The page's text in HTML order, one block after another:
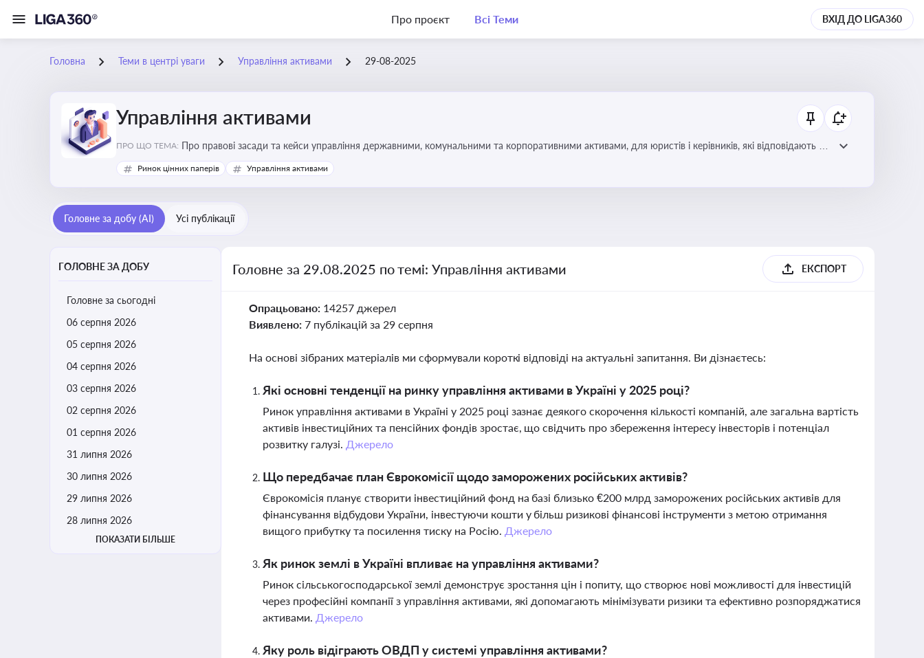
Про проєкт Всі Теми ВХІД ДО LIGA360
Головна Теми в центрі уваги Управління активами 29-08-2025
Управління активами
ПРО ЩО ТЕМА: Про правові засади та кейси управління державними, комунальними та корпоративними активами, для юристів і керівників, які відповідають за
збереження та ефективне використання майна підприємств і держави
Ринок цінних паперів Управління активами
Головне за добу (AI) Усі публікації
ГОЛОВНЕ ЗА ДОБУ
Головне за сьогодні
06 серпня 2026
05 серпня 2026
04 серпня 2026
03 серпня 2026
02 серпня 2026
01 серпня 2026
31 липня 2026
30 липня 2026
29 липня 2026
28 липня 2026
ПОКАЗАТИ БІЛЬШЕ
Головне за 29.08.2025 по темі: Управління активами ЕКСПОРТ
Опрацьовано: 14257 джерел
Виявлено: 7 публікацій за 29 серпня
На основі зібраних матеріалів ми сформували короткі відповіді на актуальні запитання. Ви дізнаєтесь:
Які основні тенденції на ринку управління активами в Україні у 2025 році?
Ринок управління активами в Україні у 2025 році зазнає деякого скорочення кількості компаній, але загальна вартість
активів інвестиційних та пенсійних фондів зростає, що свідчить про збереження інтересу інвесторів і потенціал
розвитку галузі. Джерело
Що передбачає план Єврокомісії щодо заморожених російських активів?
Єврокомісія планує створити інвестиційний фонд на базі близько €200 млрд заморожених російських активів для
фінансування відбудови України, інвестуючи кошти у більш ризикові фінансові інструменти з метою отримання
вищого прибутку та посилення тиску на Росію. Джерело
Як ринок землі в Україні впливає на управління активами?
Ринок сільськогосподарської землі демонструє зростання цін і попиту, що створює нові можливості для інвестицій
через професійні компанії з управління активами, які допомагають мінімізувати ризики та ефективно розпоряджатися
активами. Джерело
Яку роль відіграють ОВДП у системі управління активами?